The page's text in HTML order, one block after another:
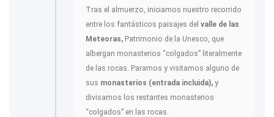
Tras el almuerzo, iniciamos nuestro recorrido
entre los fantásticos paisajes del valle de las
Meteoras, Patrimonio de la Unesco, que
albergan monasterios “colgados” literalmente
de las rocas. Paramos y visitamos alguno de
sus monasterios (entrada incluida), y
divisamos los restantes monasterios
“colgados” en las rocas.